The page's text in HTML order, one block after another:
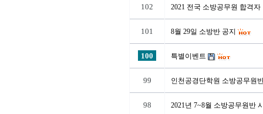
102 2021 전국 소방공무원 합격
101 8월 29일 소방반 공지
100 특별이벤트
99 인천공경단학원 소방공무원
98 2021년 7~8월 소방공무원반